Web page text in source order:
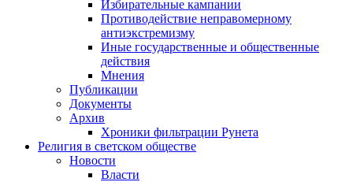
Избирательные кампании
Противодействие неправомерному
антиэкстремизму
Иные государственные и общественные
действия
Мнения
Публикации
Документы
Архив
Хроники фильтрации Рунета
Религия в светском обществе
Новости
Власти